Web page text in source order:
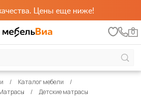
Цены еще ниже!
0
Каталог мебели
Детские матрасы